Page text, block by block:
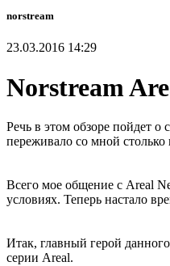
norstream
23.03.2016 14:29
Norstream
Речь в этом обзоре пойдет
переживало со мной
Всего мое общение с Areal
условиях. Теперь настало
Итак, главный герой
серии Areal.